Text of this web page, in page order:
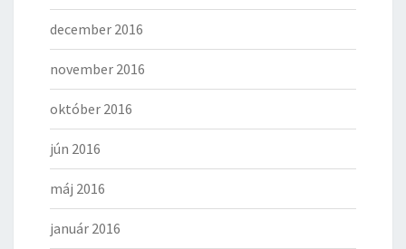
december 2016
november 2016
október 2016
jún 2016
máj 2016
január 2016